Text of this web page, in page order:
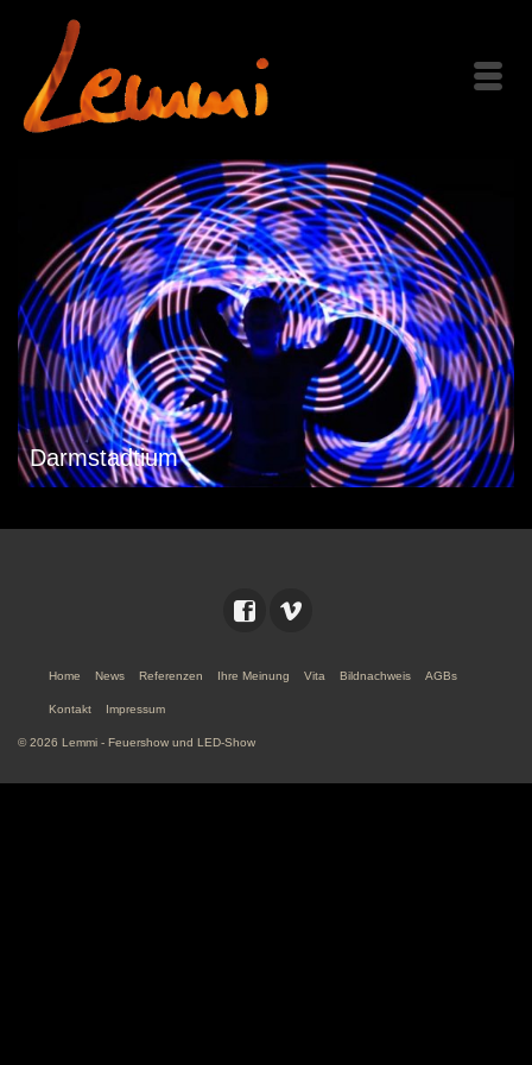
Darmstadtium
Home News Referenzen Ihre Meinung Vita Bildnachweis AGBs
Kontakt Impressum
© 2026 Lemmi - Feuershow und LED-Show